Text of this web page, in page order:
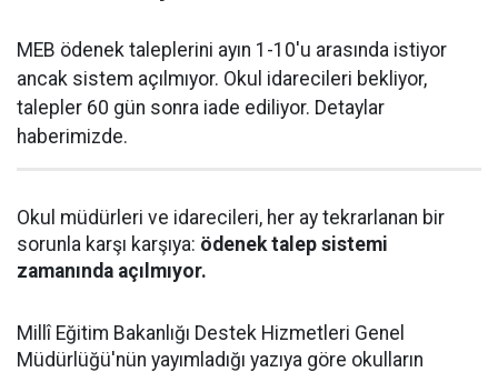
MEB ödenek taleplerini ayın 1-10'u arasında istiyor
ancak sistem açılmıyor. Okul idarecileri bekliyor,
talepler 60 gün sonra iade ediliyor. Detaylar
haberimizde.
Okul müdürleri ve idarecileri, her ay tekrarlanan bir
sorunla karşı karşıya: ödenek talep sistemi
zamanında açılmıyor.
Millî Eğitim Bakanlığı Destek Hizmetleri Genel
Müdürlüğü'nün yayımladığı yazıya göre okulların